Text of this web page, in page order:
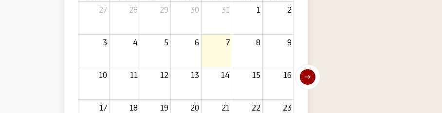
27
28 29 30 31 1 2
3 4 5 6 7 8 9
10 11 12 13 14 15 16
17 18 19 20 21 22 23